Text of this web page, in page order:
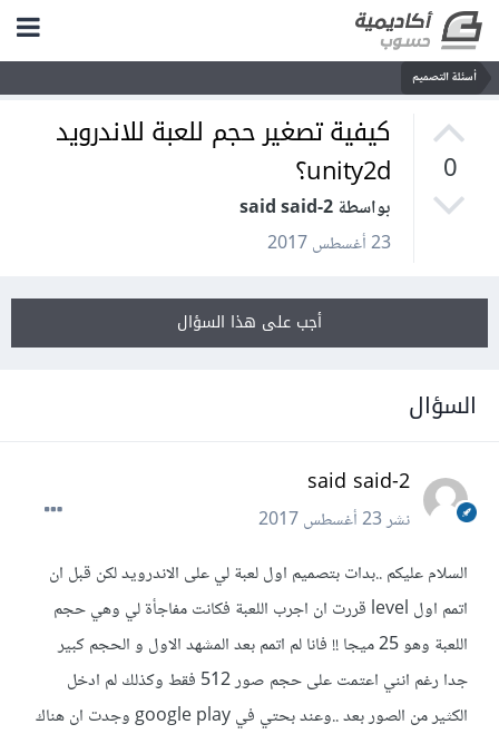
أسئلة التصميم
0
كيفية تصغير حجم للعبة للاندرويد
unity2d؟
بواسطة said said-2
23 أغسطس 2017
أجب على هذا السؤال
السؤال
said said-2
نشر23 أغسطس 2017
السلام عليكم ..بدات بتصميم اول لعبة لي على الاندرويد لكن قبل ان
اتمم اول level قررت ان اجرب اللعبة فكانت مفاجأة لي وهي حجم
اللعبة وهو 25 ميجا !! فانا لم اتمم بعد المشهد الاول و الحجم كبير
جدا رغم انني اعتمت على حجم صور 512 فقط وكذلك لم ادخل
الكثير من الصور بعد ..وعند بحتي في google play وجدت ان هناك